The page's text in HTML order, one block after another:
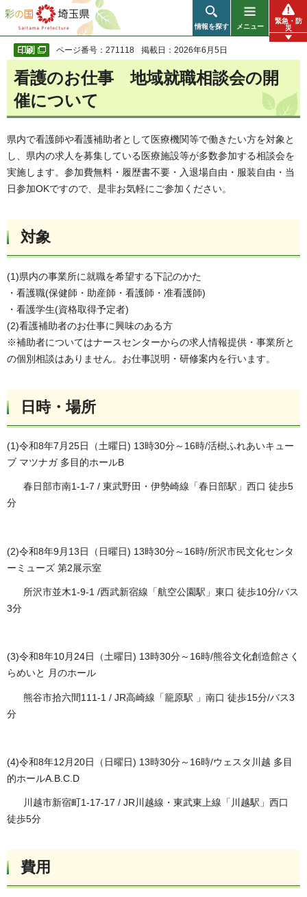
彩の国 埼玉県
情報を探す メニュー
緊急・防
災
ページ番号：271118 掲載日：2026年6月5日
看護のお仕事 地域就職相談会の開
催について
県内で看護師や看護補助者として医療機関等で働きたい方を対象と
し、県内の求人を募集している医療施設等が多数参加する相談会を
実施します。参加費無料・履歴書不要・入退場自由・服装自由・当
日参加OKですので、是非お気軽にご参加ください。
対象
(1)県内の事業所に就職を希望する下記のかた
・看護職(保健師・助産師・看護師・准看護師)
・看護学生(資格取得予定者)
(2)看護補助者のお仕事に興味のある方
※補助者についてはナースセンターからの求人情報提供・事業所と
の個別相談はありません。お仕事説明・研修案内を行います。
日時・場所
(1)令和8年7月25日（土曜日) 13時30分～16時/活樹ふれあいキュー
ブ マツナガ 多目的ホールB
春日部市南1-1-7 / 東武野田・伊勢崎線「春日部駅」西口 徒歩5
分
(2)令和8年9月13日（日曜日) 13時30分～16時/所沢市民文化センタ
ーミューズ 第2展示室
所沢市並木1-9-1 /西武新宿線「航空公園駅」東口 徒歩10分/バス
3分
(3)令和8年10月24日（土曜日) 13時30分～16時/熊谷文化創造館さく
らめいと 月のホール
熊谷市拾六間111-1 / JR高崎線「籠原駅 」南口 徒歩15分/バス3
分
(4)令和8年12月20日（日曜日) 13時30分～16時/ウェスタ川越 多目
的ホールA.B.C.D
川越市新宿町1-17-17 / JR川越線・東武東上線「川越駅」西口
徒歩5分
費用